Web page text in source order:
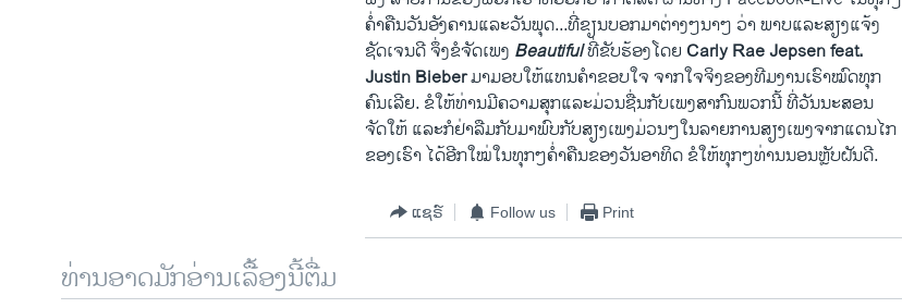
ຄ່ຳ​ຄືນວັນ​ອັງຄານ​ແລະ​ວັນ​ພຸດ...ທີ່​ຂຽນ​ບອກ​ມາ​ຕ່າງໆ​ນາໆ ​ວ່າ ພາບ​ແລະສຽງ​ແຈ້ງ
​ຊັດ​ເຈນ​ດີ ຈຶ່ງ​ຂໍ​ຈັດ​ເພງ Beautifulທີ່ຂັບ​ຮ້ອງ​ໂດຍ Carly Rae Jepsen feat.
Justin Bieberມາມ​ອບ​ໃຫ້​ແທນ​ຄຳ​ຂອບໃຈ ຈາກ​ໃຈ​ຈິງ​ຂອງ​ທີ​ມງານ​ເຮົາ​ໝົດ​ທຸກ
​ຄົນ​ເລີຍ. ຂໍໃຫ້ທ່ານມີຄວາມສຸກ​ແລະ​ມ່ວນ​ຊື່ນ​ກັບ​ເພງ​ສາ​ກົນ​ພວກ​ນີ້ ທີ່​ວັນນະ​ສອນ
ຈັດ​ໃຫ້ ແລະກໍຢ່າລືມກັບມາພົບກັບສຽງເພງມ່ວນໆໃນລາຍການສຽງເພງຈາກແດນໄກ
ຂອງ​ເຮົາ ໄດ້ອີກໃໝ່ໃນທຸກໆຄໍ່າຄືນຂອງວັນອາທິດ​ ຂໍໃຫ້ທຸກໆ​ທ່ານ​ນອນ​ຫຼັບ​ຝັນ​ດີ​.
ແຊຣ໌ Follow us Print
ທ່ານອາດມັກອ່ານເລື້ອງນີ້ຕື່ມ